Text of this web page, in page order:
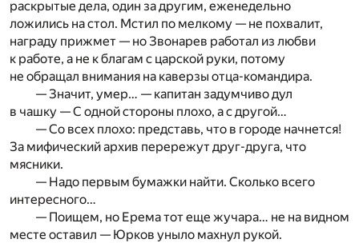
раскрытые дела, один за другим, еженедельно
ложились на стол. Мстил по мелкому — не похвалит,
награду прижмет — но Звонарев работал из любви
к работе, а не к благам с царской руки, потому
не обращал внимания на каверзы отца-командира.
— Значит, умер… — капитан задумчиво дул
в чашку — С одной стороны плохо, а с другой…
— Со всех плохо: представь, что в городе начнется!
За мифический архив перережут друг-друга, что
мясники.
— Надо первым бумажки найти. Сколько всего
интересного…
— Поищем, но Ерема тот еще жучара… не на видном
месте оставил — Юрков уныло махнул рукой.